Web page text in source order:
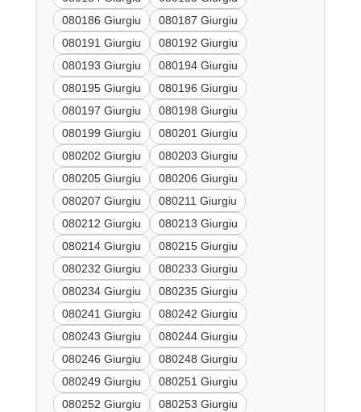
080186 Giurgiu
080187 Giurgiu
080191 Giurgiu
080192 Giurgiu
080193 Giurgiu
080194 Giurgiu
080195 Giurgiu
080196 Giurgiu
080197 Giurgiu
080198 Giurgiu
080199 Giurgiu
080201 Giurgiu
080202 Giurgiu
080203 Giurgiu
080205 Giurgiu
080206 Giurgiu
080207 Giurgiu
080211 Giurgiu
080212 Giurgiu
080213 Giurgiu
080214 Giurgiu
080215 Giurgiu
080232 Giurgiu
080233 Giurgiu
080234 Giurgiu
080235 Giurgiu
080241 Giurgiu
080242 Giurgiu
080243 Giurgiu
080244 Giurgiu
080246 Giurgiu
080248 Giurgiu
080249 Giurgiu
080251 Giurgiu
080252 Giurgiu
080253 Giurgiu